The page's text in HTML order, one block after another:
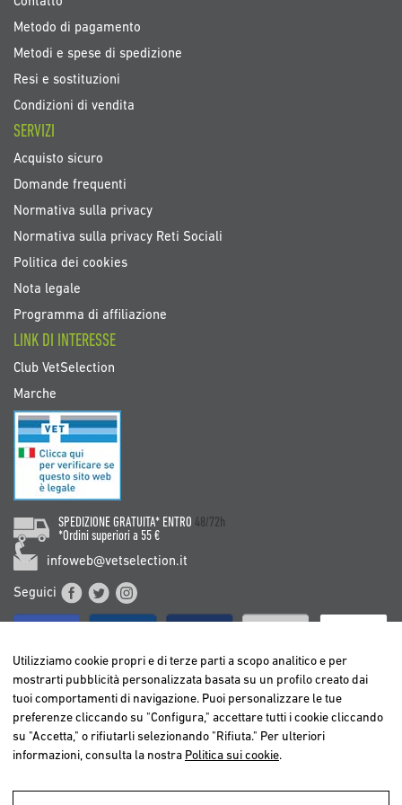
Metodo di pagamento
Metodi e spese di spedizione
Resi e sostituzioni
Condizioni di vendita
SERVIZI
Acquisto sicuro
Domande frequenti
Normativa sulla privacy
Normativa sulla privacy Reti Sociali
Politica dei cookies
Nota legale
Programma di affiliazione
LINK DI INTERESSE
Club VetSelection
Marche
SPEDIZIONE GRATUITA* ENTRO 48/72h
*Ordini superiori a 55 €
infoweb@vetselection.it
Seguici
BELGIË / BELGIQUE
DEUTSCHLAND
ESPAÑA
Utilizziamo cookie propri e di terze parti a scopo analitico e per
mostrarti pubblicità personalizzata basata su un profilo creato dai
tuoi comportamenti di navigazione. Puoi personalizzare le tue
preferenze cliccando su "Configura," accettare tutti i cookie cliccando
su "Accetta," o rifiutarli selezionando "Rifiuta." Per ulteriori
informazioni, consulta la nostra Politica sui cookie.